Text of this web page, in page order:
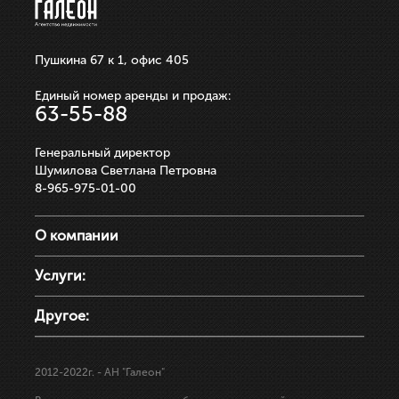
Пушкина 67 к 1, офис 405
Единый номер аренды и продаж:
63-55-88
Генеральный директор
Шумилова Светлана Петровна
8-965-975-01-00
О компании
Услуги:
Другое:
2012-2022г. - АН "Галеон"